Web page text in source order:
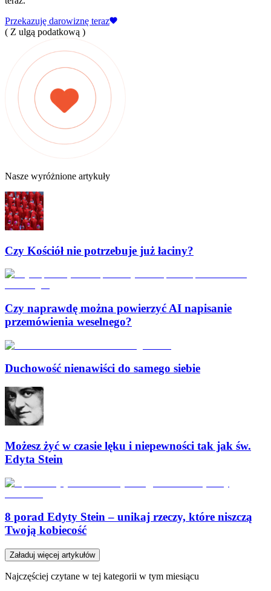
Przekazuję darowiznę teraz
( Z ulgą podatkową )
Nasze wyróżnione artykuły
Czy Kościół nie potrzebuje już łaciny?
Czy naprawdę można powierzyć AI napisanie
przemówienia weselnego?
Duchowość nienawiści do samego siebie
Możesz żyć w czasie lęku i niepewności tak jak św.
Edyta Stein
8 porad Edyty Stein – unikaj rzeczy, które niszczą
Twoją kobiecość
Załaduj więcej artykułów
Najczęściej czytane w tej kategorii w tym miesiącu